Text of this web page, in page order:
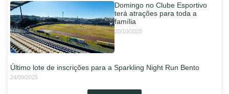
Domingo no Clube Esportivo
terá atrações para toda a
família
20/10/2025
Último lote de inscrições para a Sparkling Night Run Bento
24/09/2025